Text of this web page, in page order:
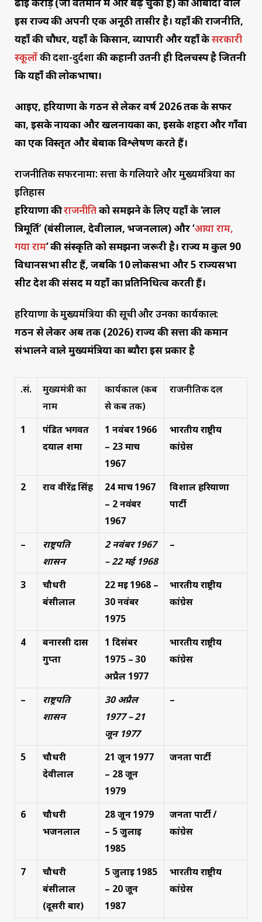
इस राज्य की अपनी एक अनूठी तासीर है। यहाँ की राजनीति,
यहाँ की चौधर, यहाँ के किसान, व्यापारी और यहाँ केसरकारी
स्कूलोंकी दशा-दुर्दशाकी कहानी उतनी ही दिलचस्प है जितनी
कि यहाँ की लोकभाषा।
आइए, हरियाणा के गठन से लेकर वर्ष 2026 तक के सफर
का, इसके नायकों और खलनायकों का, इसके शहरों और गाँवों
का एक विस्तृत और बेबाक विश्लेषण करते हैं।
राजनीतिक सफरनामा: सत्ता के गलियारे और मुख्यमंत्रियों का
इतिहास
हरियाणा कीराजनीतिको समझने के लिए यहाँ के ‘लाल
त्रिमूर्ति’ (बंसीलाल, देवीलाल, भजनलाल) और ‘आया राम,
गया राम‘ की संस्कृति को समझना जरूरी है। राज्य में कुल 90
विधानसभा सीटें हैं, जबकि 10 लोकसभा और 5 राज्यसभा
सीटें देश की संसद में यहाँ का प्रतिनिधित्व करती हैं।
हरियाणा के मुख्यमंत्रियों की सूची और उनका कार्यकाल:
गठन से लेकर अब तक (2026) राज्य की सत्ता की कमान
संभालने वाले मुख्यमंत्रियों का ब्यौरा इस प्रकार है
क्र.सं.
मुख्यमंत्री का
नाम
कार्यकाल (कब
से कब तक)
राजनीतिक दल
1
पंडित भगवत
दयाल शर्मा
1 नवंबर 1966
– 23 मार्च
1967
भारतीय राष्ट्रीय
कांग्रेस
2 राव वीरेंद्र सिंह
24 मार्च 1967
– 2 नवंबर
1967
विशाल हरियाणा
पार्टी
–
राष्ट्रपति
शासन
2 नवंबर 1967
– 22 मई 1968
–
3
चौधरी
बंसीलाल
22 मई 1968 –
30 नवंबर
1975
भारतीय राष्ट्रीय
कांग्रेस
4
बनारसी दास
गुप्ता
1 दिसंबर
1975 – 30
अप्रैल 1977
भारतीय राष्ट्रीय
कांग्रेस
–
राष्ट्रपति
शासन
30 अप्रैल
1977 – 21
जून 1977
–
5
चौधरी
देवीलाल
21 जून 1977
– 28 जून
1979
जनता पार्टी
6
चौधरी
भजनलाल
28 जून 1979
– 5 जुलाई
1985
जनता पार्टी /
कांग्रेस
7
चौधरी
बंसीलाल
(दूसरी बार)
5 जुलाई 1985
– 20 जून
1987
भारतीय राष्ट्रीय
कांग्रेस